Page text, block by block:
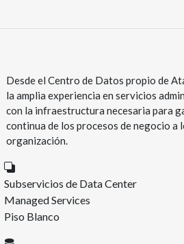
Desde el Centro de Datos propio de
la amplia experiencia en servicios
con la infraestructura necesaria para
continua de los procesos de negocio a
organización.
Subservicios de Data Center
Managed Services
Piso Blanco